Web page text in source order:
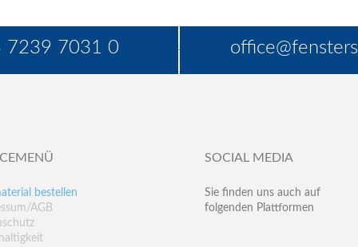
7239 7031 0
bestellen
AGB
SOCIAL MEDIA
Sie finden uns auch auf
folgenden Plattformen